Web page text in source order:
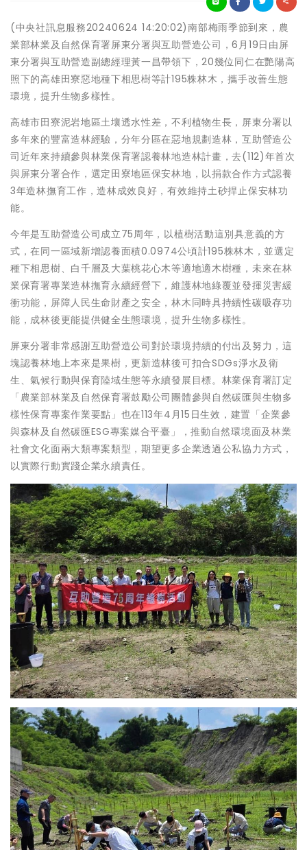
(中央社訊息服務20240624 14:20:02)南部梅雨季節到來，農
業部林業及自然保育署屏東分署與互助營造公司，6月19日由屏
東分署與互助營造副總經理黃一昌帶領下，20幾位同仁在艷陽高
照下的高雄田寮惡地種下相思樹等計195株林木，攜手改善生態
環境，提升生物多樣性。
高雄市田寮泥岩地區土壤透水性差，不利植物生長，屏東分署以
多年來的豐富造林經驗，分年分區在惡地規劃造林，互助營造公
司近年來持續參與林業保育署認養林地造林計畫，去(112)年首次
與屏東分署合作，選定田寮地區保安林地，以捐款合作方式認養
3年造林撫育工作，造林成效良好，有效維持土砂捍止保安林功
能。
今年是互助營造公司成立75周年，以植樹活動這別具意義的方
式，在同一區域新增認養面積0.0974公頃計195株林木，並選定
種下相思樹、白千層及大葉桃花心木等適地適木樹種，未來在林
業保育署專業造林撫育永續經營下，維護林地綠覆並發揮災害緩
衝功能，屏障人民生命財產之安全，林木同時具持續性碳吸存功
能，成林後更能提供健全生態環境，提升生物多樣性。
屏東分署非常感謝互助營造公司對於環境持續的付出及努力，這
塊認養林地上本來是果樹，更新造林後可扣合SDGs淨水及衛
生、氣候行動與保育陸域生態等永續發展目標。林業保育署訂定
「農業部林業及自然保育署鼓勵公司團體參與自然碳匯與生物多
樣性保育專案作業要點」也在113年4月15日生效，建置「企業參
與森林及自然碳匯ESG專案媒合平臺」，推動自然環境面及林業
社會文化面兩大類專案類型，期望更多企業透過公私協力方式，
以實際行動實踐企業永續責任。